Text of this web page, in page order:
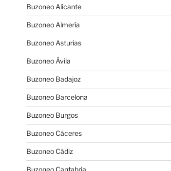
Buzoneo Alicante
Buzoneo Almería
Buzoneo Asturias
Buzoneo Ávila
Buzoneo Badajoz
Buzoneo Barcelona
Buzoneo Burgos
Buzoneo Cáceres
Buzoneo Cádiz